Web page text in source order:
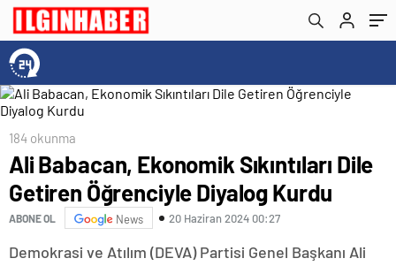
184 okunma
Ali Babacan, Ekonomik Sıkıntıları Dile
Getiren Öğrenciyle Diyalog Kurdu
ABONE OL News 20 Haziran 2024 00:27
Demokrasi ve Atılım (DEVA) Partisi Genel Başkanı Ali